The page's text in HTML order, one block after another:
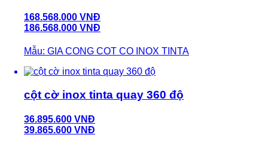
168.568.000 VNĐ
186.568.000 VNĐ
Mẫu: GIA CONG COT CO INOX TINTA
cột cờ inox tinta quay 360 độ
36.895.600 VNĐ
39.865.600 VNĐ